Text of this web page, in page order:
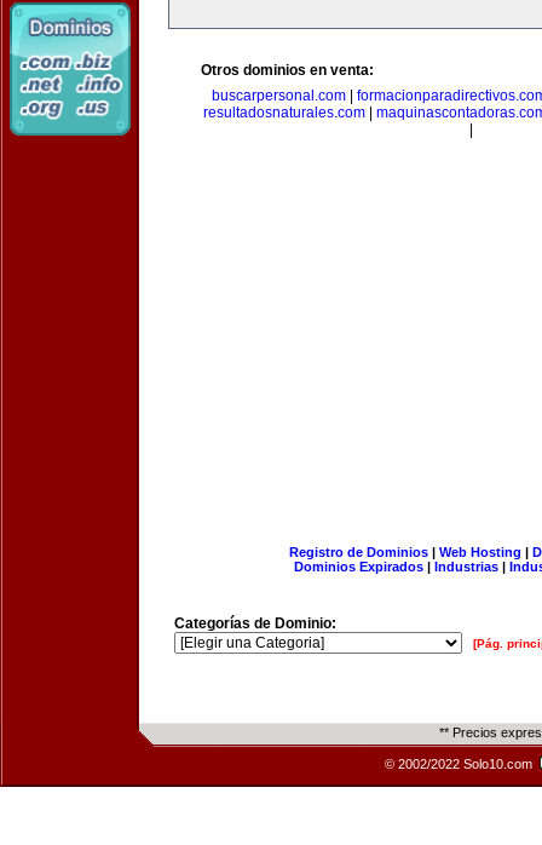
Otros dominios en venta:
buscarpersonal.com|
resultadosnaturales.com|
Registro de Dominios| Web Hosting |
Dominios Expirados | Industrias |
Categorías de Dominio:
[Pág.
** Precios
© 2002/2022 Solo10.com